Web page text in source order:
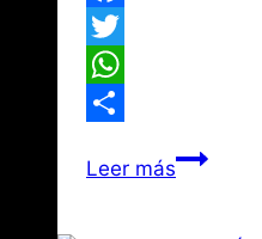
Facebook
Twitter
WhatsApp
Leer más¿Por